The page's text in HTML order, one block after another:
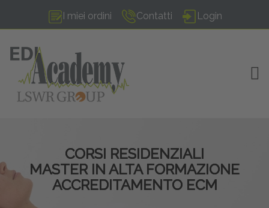
I miei ordini Contatti Login
CORSI RESIDENZIALI
MASTER IN ALTA FORMAZIONE
ACCREDITAMENTO ECM